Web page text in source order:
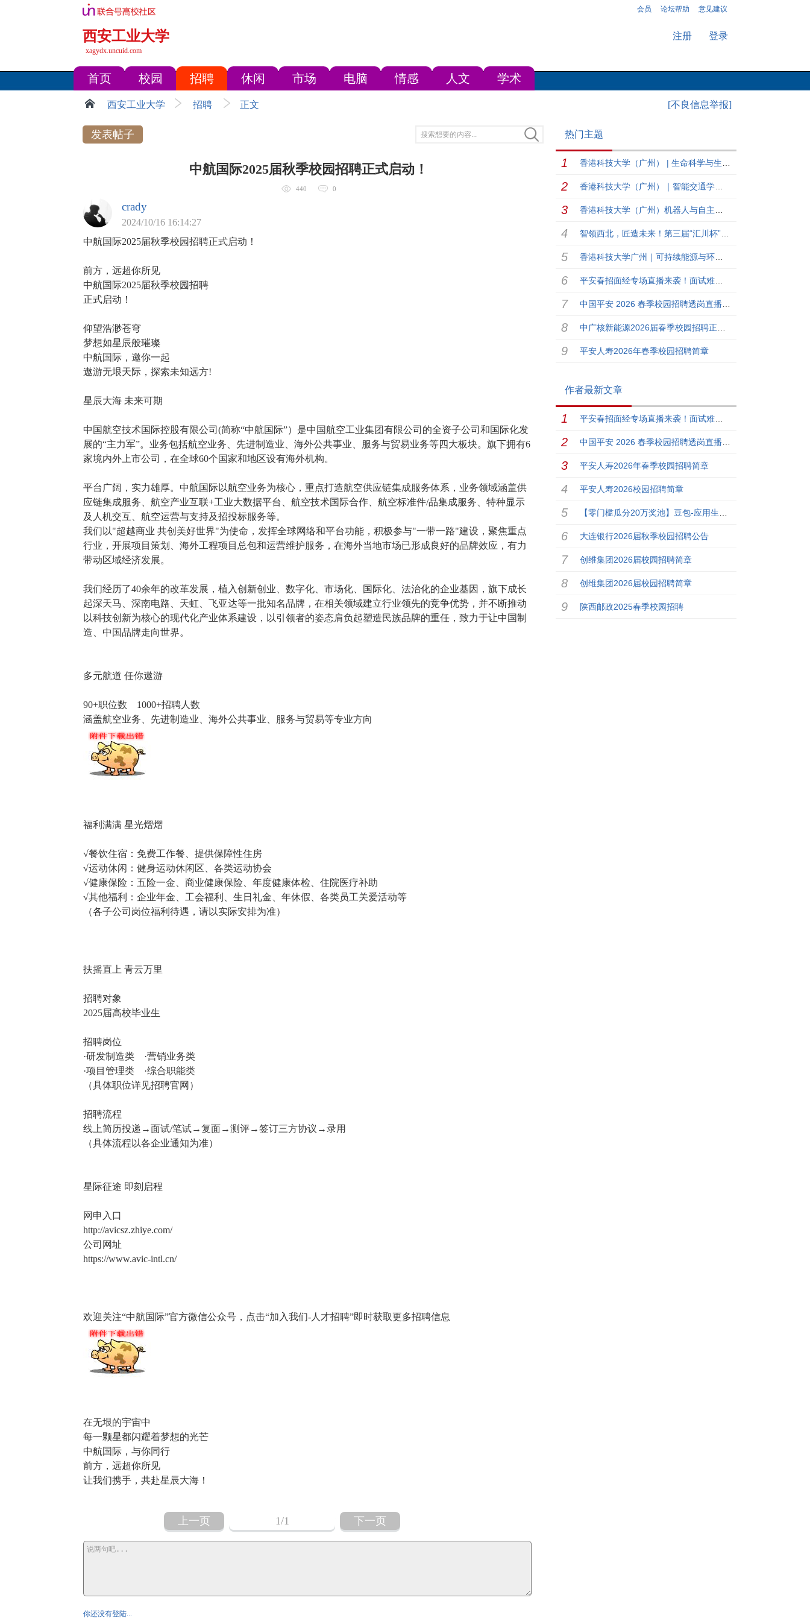
会员 论坛帮助 意见建议
西安工业大学
xagydx.uncuid.com
注册 登录
首页 校园 招聘 休闲 市场 电脑 情感 人文 学术
西安工业大学 招聘 正文 [不良信息举报]
发表帖子
中航国际2025届秋季校园招聘正式启动！
440 0
crady
2024/10/16 16:14:27
中航国际2025届秋季校园招聘正式启动！
前方，远超你所见
中航国际2025届秋季校园招聘
正式启动！
仰望浩渺苍穹
梦想如星辰般璀璨
中航国际，邀你一起
遨游无垠天际，探索未知远方!
星辰大海 未来可期
中国航空技术国际控股有限公司(简称“中航国际”）是中国航空工业集团有限公司的全资子公司和国际化发
展的“主力军”。业务包括航空业务、先进制造业、海外公共事业、服务与贸易业务等四大板块。旗下拥有6
家境内外上市公司，在全球60个国家和地区设有海外机构。
平台广阔，实力雄厚。中航国际以航空业务为核心，重点打造航空供应链集成服务体系，业务领域涵盖供
应链集成服务、航空产业互联+工业大数据平台、航空技术国际合作、航空标准件/品集成服务、特种显示
及人机交互、航空运营与支持及招投标服务等。
我们以"超越商业 共创美好世界"为使命，发挥全球网络和平台功能，积极参与"一带一路"建设，聚焦重点
行业，开展项目策划、海外工程项目总包和运营维护服务，在海外当地市场已形成良好的品牌效应，有力
带动区域经济发展。
我们经历了40余年的改革发展，植入创新创业、数字化、市场化、国际化、法治化的企业基因，旗下成长
起深天马、深南电路、天虹、飞亚达等一批知名品牌，在相关领域建立行业领先的竞争优势，并不断推动
以科技创新为核心的现代化产业体系建设，以引领者的姿态肩负起塑造民族品牌的重任，致力于让中国制
造、中国品牌走向世界。
多元航道 任你遨游
90+职位数 1000+招聘人数
涵盖航空业务、先进制造业、海外公共事业、服务与贸易等专业方向
福利满满 星光熠熠
√餐饮住宿：免费工作餐、提供保障性住房
√运动休闲：健身运动休闲区、各类运动协会
√健康保险：五险一金、商业健康保险、年度健康体检、住院医疗补助
√其他福利：企业年金、工会福利、生日礼金、年休假、各类员工关爱活动等
（各子公司岗位福利待遇，请以实际安排为准）
扶摇直上 青云万里
招聘对象
2025届高校毕业生
招聘岗位
·研发制造类 ·营销业务类
·项目管理类 ·综合职能类
（具体职位详见招聘官网）
招聘流程
线上简历投递→面试/笔试→复面→测评→签订三方协议→录用
（具体流程以各企业通知为准）
星际征途 即刻启程
网申入口
http://avicsz.zhiye.com/
公司网址
https://www.avic-intl.cn/
欢迎关注“中航国际”官方微信公众号，点击“加入我们-人才招聘”即时获取更多招聘信息
在无垠的宇宙中
每一颗星都闪耀着梦想的光芒
中航国际，与你同行
前方，远超你所见
让我们携手，共赴星辰大海！
上一页 1/1 下一页
你还没有登陆...
热门主题
平安人寿2026年春季校园招聘简章
作者最新文章
平安人寿2026年春季校园招聘简章
平安人寿2026校园招聘简章
大连银行2026届秋季校园招聘公告
创维集团2026届校园招聘简章
创维集团2026届校园招聘简章
陕西邮政2025春季校园招聘